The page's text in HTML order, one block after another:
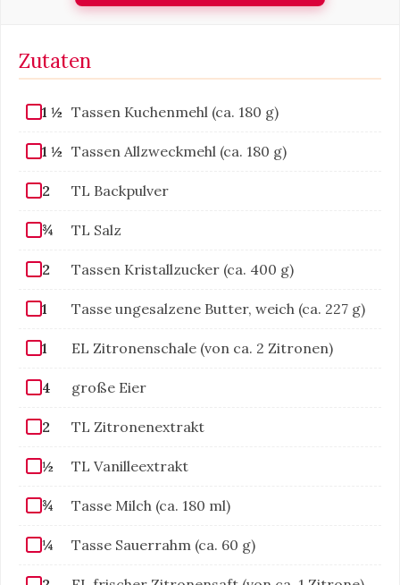
Zutaten
1 ½ Tassen Kuchenmehl (ca. 180 g)
1 ½ Tassen Allzweckmehl (ca. 180 g)
2 TL Backpulver
¾ TL Salz
2 Tassen Kristallzucker (ca. 400 g)
1 Tasse ungesalzene Butter, weich (ca. 227 g)
1 EL Zitronenschale (von ca. 2 Zitronen)
4 große Eier
2 TL Zitronenextrakt
½ TL Vanilleextrakt
¾ Tasse Milch (ca. 180 ml)
¼ Tasse Sauerrahm (ca. 60 g)